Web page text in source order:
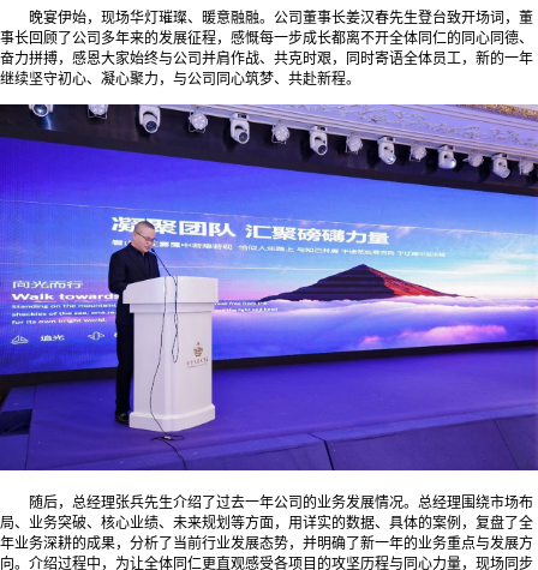
晚宴伊始，现场华灯璀璨、暖意融融。公司董事长姜汉春先生登台致开场词，董
事长回顾了公司多年来的发展征程，感慨每一步成长都离不开全体同仁的同心同德、
奋力拼搏，感恩大家始终与公司并肩作战、共克时艰，同时寄语全体员工，新的一年
继续坚守初心、凝心聚力，与公司同心筑梦、共赴新程。
随后，总经理张兵先生介绍了过去一年公司的业务发展情况。总经理围绕市场布
局、业务突破、核心业绩、未来规划等方面，用详实的数据、具体的案例，复盘了全
年业务深耕的成果，分析了当前行业发展态势，并明确了新一年的业务重点与发展方
向。介绍过程中，为让全体同仁更直观感受各项目的攻坚历程与同心力量，现场同步